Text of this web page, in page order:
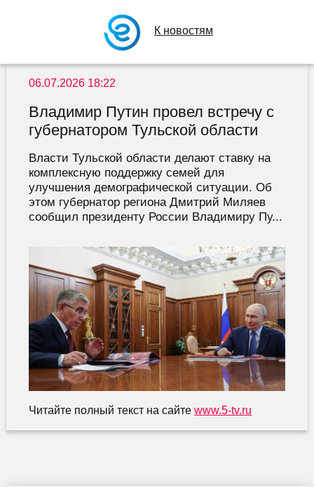
К новостям
06.07.2026 18:22
Владимир Путин провел встречу с
губернатором Тульской области
Власти Тульской области делают ставку на
комплексную поддержку семей для
улучшения демографической ситуации. Об
этом губернатор региона Дмитрий Миляев
сообщил президенту России Владимиру Пу...
Читайте полный текст на сайте www.5-tv.ru